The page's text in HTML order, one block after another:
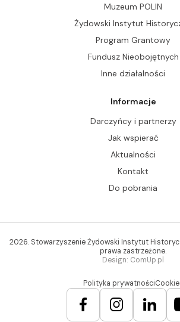
Muzeum POLIN
Żydowski Instytut
Program Grantowy
Fundusz Nieobojętnych
Inne działalności
Informacje
Darczyńcy i partnerzy
Jak wspierać
Aktualności
Kontakt
Do pobrania
2026. Stowarzyszenie Żydowski Instytut
prawa zastrzeżone.
Design: ComUp.pl
Polityka prywatności